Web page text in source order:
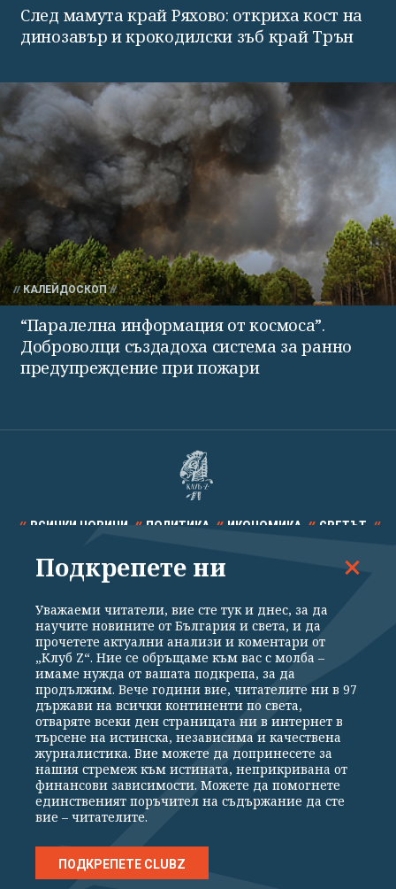
След мамута край Ряхово: откриха кост на
динозавър и крокодилски зъб край Трън
КАЛЕЙДОСКОП
“Паралелна информация от космоса”.
Доброволци създадоха система за ранно
предупреждение при пожари
ВСИЧКИ НОВИНИ ПОЛИТИКА ИКОНОМИКА СВЕТЪТ
СПОРТ КУЛТУРА ТЕХНОЛОГИИ КАЛЕЙДОСКОП
Общи условия
Политика за поверителност
Реклама
Партньори Контакти
За Клуб Z
Екип
Подкрепете ни
Издател на www.clubz.bg е „Клуб Зебра Медия“ ЕООД, София, ул. "Алеко
Константинов" 3. Всички права запазени 2026 „Клуб Зебра Медия“
Препечатването на материали, снимки и видео от www.clubz.bg без
разрешение ще бъде преследвано по съдебен път, съгласно
ОБЩИТЕ УСЛОВИЯ
Подкрепете ни
Уважаеми читатели, вие сте тук и днес, за да
научите новините от България и света, и да
прочетете актуални анализи и коментари от
„Клуб Z“. Ние се обръщаме към вас с молба –
имаме нужда от вашата подкрепа, за да
продължим. Вече години вие, читателите ни в 97
държави на всички континенти по света,
отваряте всеки ден страницата ни в интернет в
търсене на истинска, независима и качествена
журналистика. Вие можете да допринесете за
нашия стремеж към истината, неприкривана от
финансови зависимости. Можете да помогнете
единственият поръчител на съдържание да сте
вие – читателите.
ПОДКРЕПЕТЕ CLUBZ